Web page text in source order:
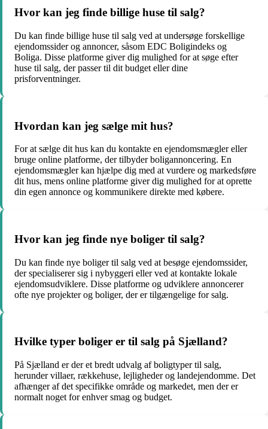
Hvor kan jeg finde billige huse til salg?
Du kan finde billige huse til salg ved at undersøge forskellige
ejendomssider og annoncer, såsom EDC Boligindeks og
Boliga. Disse platforme giver dig mulighed for at søge efter
huse til salg, der passer til dit budget eller dine
prisforventninger.
Hvordan kan jeg sælge mit hus?
For at sælge dit hus kan du kontakte en ejendomsmægler eller
bruge online platforme, der tilbyder boligannoncering. En
ejendomsmægler kan hjælpe dig med at vurdere og markedsføre
dit hus, mens online platforme giver dig mulighed for at oprette
din egen annonce og kommunikere direkte med købere.
Hvor kan jeg finde nye boliger til salg?
Du kan finde nye boliger til salg ved at besøge ejendomssider,
der specialiserer sig i nybyggeri eller ved at kontakte lokale
ejendomsudviklere. Disse platforme og udviklere annoncerer
ofte nye projekter og boliger, der er tilgængelige for salg.
Hvilke typer boliger er til salg på Sjælland?
På Sjælland er der et bredt udvalg af boligtyper til salg,
herunder villaer, rækkehuse, lejligheder og landejendomme. Det
afhænger af det specifikke område og markedet, men der er
normalt noget for enhver smag og budget.